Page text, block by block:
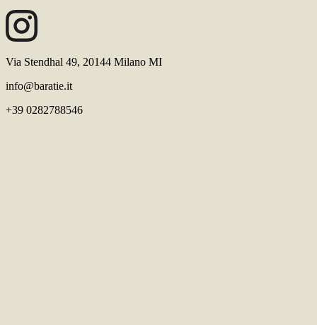
Via Stendhal 49, 20144 Milano MI
info@baratie.it
+39 0282788546